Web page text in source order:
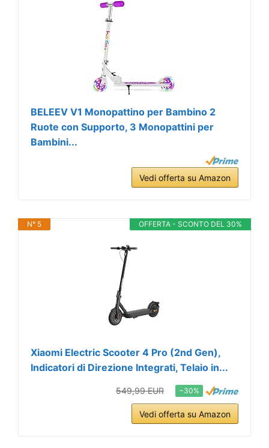
BELEEV V1 Monopattino per Bambino 2
Ruote con Supporto, 3 Monopattini per
Bambini...
Vedi offerta su Amazon
OFFERTA - SCONTO DEL 30%
N° 5
Xiaomi Electric Scooter 4 Pro (2nd Gen),
Indicatori di Direzione Integrati, Telaio in...
549,99 EUR −30%
Vedi offerta su Amazon